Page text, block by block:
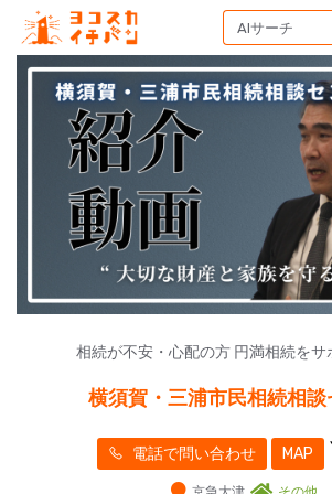
相続が不安・心配の方 円満相続をサ
横須賀・三浦市民相続相
電話で問い合わせ MAP